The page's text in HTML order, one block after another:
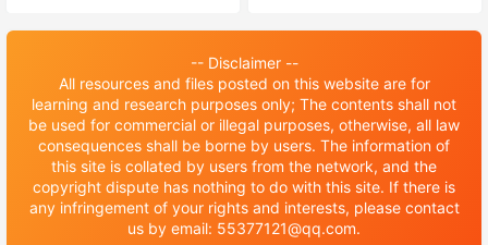
enrollment plan 2020年温州
graduate program)
2018学年福州大学中国政府奖
学金 (高校研究生项目)招生简
章
-- Disclaimer --
All resources and files posted on this website are for
learning and research purposes only; The contents shall not
be used for commercial or illegal purposes, otherwise, all law
consequences shall be borne by users. The information of
this site is collated by users from the network, and the
copyright dispute has nothing to do with this site. If there is
any infringement of your rights and interests, please contact
us by email: 55377121@qq.com.